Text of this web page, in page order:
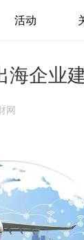
活动
海企业
网